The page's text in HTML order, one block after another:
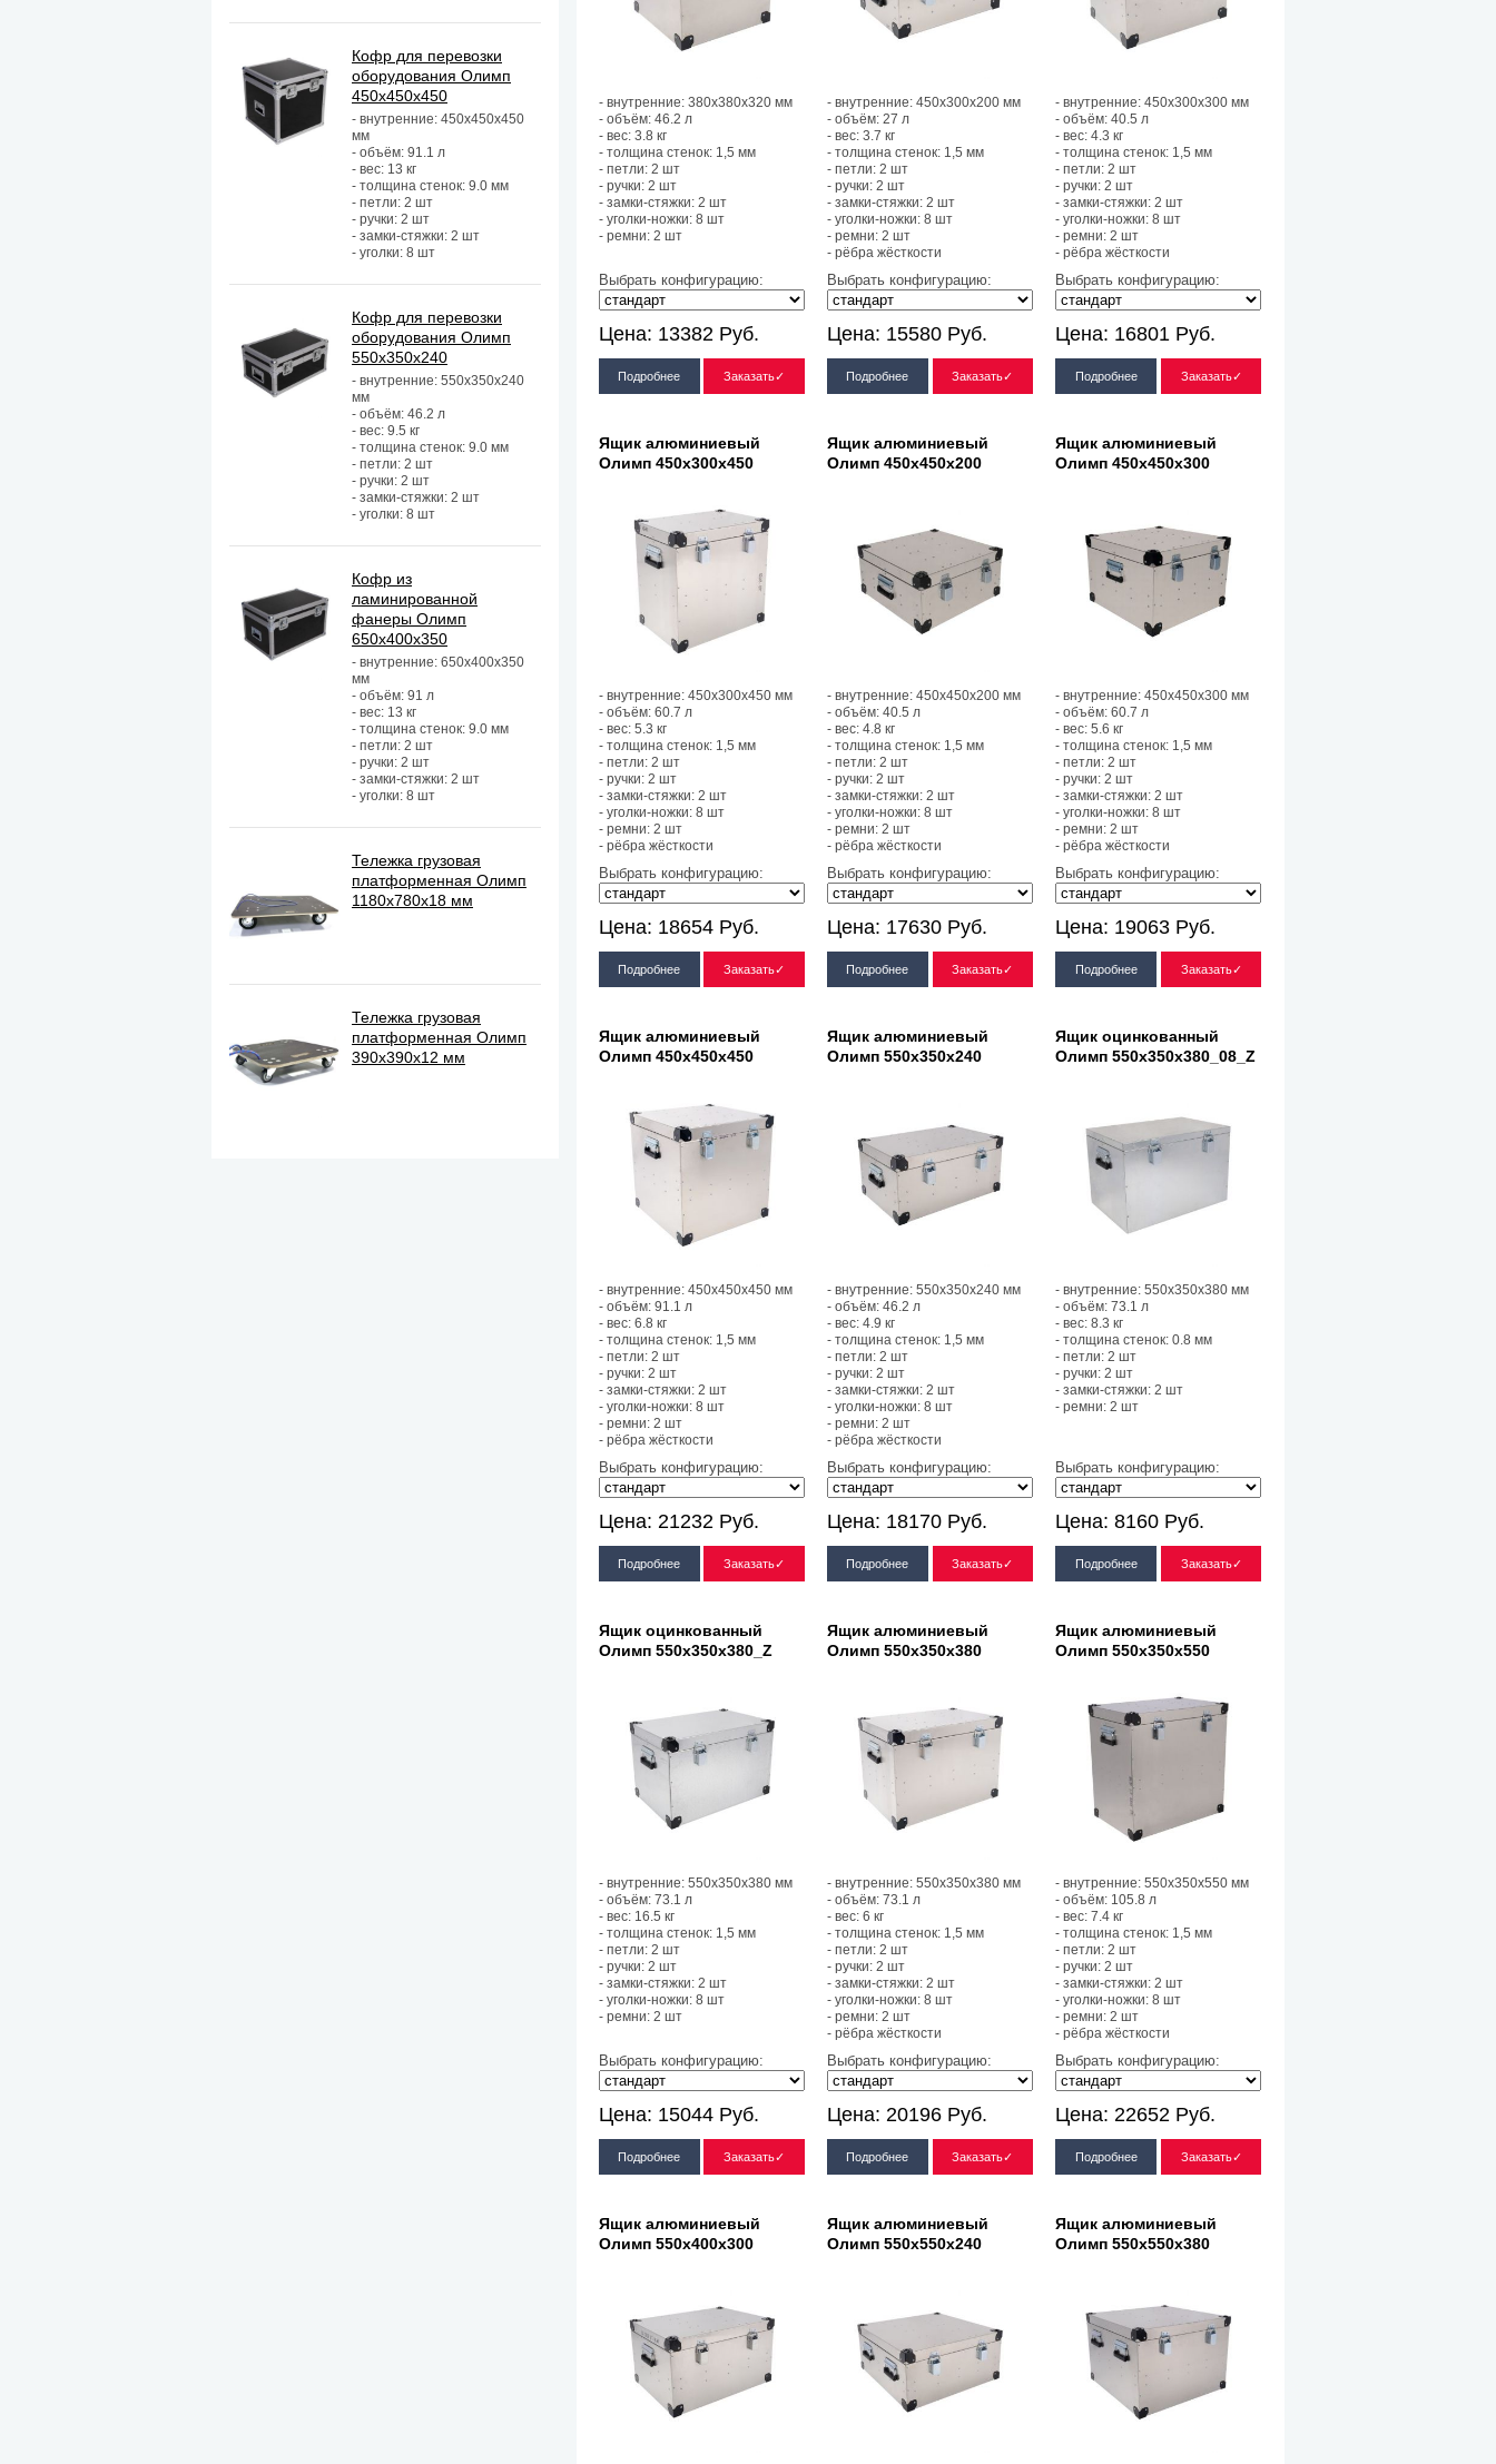
Кофр для перевозки
оборудования Олимп
450х450х450
- внутренние: 450х450х450
мм
- объём: 91.1 л
- вес: 13 кг
- толщина стенок: 9.0 мм
- петли: 2 шт
- ручки: 2 шт
- замки-стяжки: 2 шт
- уголки: 8 шт
Кофр для перевозки
оборудования Олимп
550х350х240
- внутренние: 550х350х240
мм
- объём: 46.2 л
- вес: 9.5 кг
- толщина стенок: 9.0 мм
- петли: 2 шт
- ручки: 2 шт
- замки-стяжки: 2 шт
- уголки: 8 шт
Кофр из
ламинированной
фанеры Олимп
650х400х350
- внутренние: 650х400х350
мм
- объём: 91 л
- вес: 13 кг
- толщина стенок: 9.0 мм
- петли: 2 шт
- ручки: 2 шт
- замки-стяжки: 2 шт
- уголки: 8 шт
Тележка грузовая
платформенная Олимп
1180х780х18 мм
Тележка грузовая
платформенная Олимп
390х390х12 мм
- внутренние: 380х380х320 мм
- объём: 46.2 л
- вес: 3.8 кг
- толщина стенок: 1,5 мм
- петли: 2 шт
- ручки: 2 шт
- замки-стяжки: 2 шт
- уголки-ножки: 8 шт
- ремни: 2 шт
Выбрать конфигурацию:
Цена: 13382 Руб.
Подробнее Заказать✓
- внутренние: 450х300х200 мм
- объём: 27 л
- вес: 3.7 кг
- толщина стенок: 1,5 мм
- петли: 2 шт
- ручки: 2 шт
- замки-стяжки: 2 шт
- уголки-ножки: 8 шт
- ремни: 2 шт
- рёбра жёсткости
Выбрать конфигурацию:
Цена: 15580 Руб.
Подробнее Заказать✓
- внутренние: 450х300х300 мм
- объём: 40.5 л
- вес: 4.3 кг
- толщина стенок: 1,5 мм
- петли: 2 шт
- ручки: 2 шт
- замки-стяжки: 2 шт
- уголки-ножки: 8 шт
- ремни: 2 шт
- рёбра жёсткости
Выбрать конфигурацию:
Цена: 16801 Руб.
Подробнее Заказать✓
Ящик алюминиевый
Олимп 450х300х450
- внутренние: 450х300х450 мм
- объём: 60.7 л
- вес: 5.3 кг
- толщина стенок: 1,5 мм
- петли: 2 шт
- ручки: 2 шт
- замки-стяжки: 2 шт
- уголки-ножки: 8 шт
- ремни: 2 шт
- рёбра жёсткости
Выбрать конфигурацию:
Цена: 18654 Руб.
Подробнее Заказать✓
Ящик алюминиевый
Олимп 450х450х200
- внутренние: 450х450х200 мм
- объём: 40.5 л
- вес: 4.8 кг
- толщина стенок: 1,5 мм
- петли: 2 шт
- ручки: 2 шт
- замки-стяжки: 2 шт
- уголки-ножки: 8 шт
- ремни: 2 шт
- рёбра жёсткости
Выбрать конфигурацию:
Цена: 17630 Руб.
Подробнее Заказать✓
Ящик алюминиевый
Олимп 450х450х300
- внутренние: 450х450х300 мм
- объём: 60.7 л
- вес: 5.6 кг
- толщина стенок: 1,5 мм
- петли: 2 шт
- ручки: 2 шт
- замки-стяжки: 2 шт
- уголки-ножки: 8 шт
- ремни: 2 шт
- рёбра жёсткости
Выбрать конфигурацию:
Цена: 19063 Руб.
Подробнее Заказать✓
Ящик алюминиевый
Олимп 450х450х450
- внутренние: 450х450х450 мм
- объём: 91.1 л
- вес: 6.8 кг
- толщина стенок: 1,5 мм
- петли: 2 шт
- ручки: 2 шт
- замки-стяжки: 2 шт
- уголки-ножки: 8 шт
- ремни: 2 шт
- рёбра жёсткости
Выбрать конфигурацию:
Цена: 21232 Руб.
Подробнее Заказать✓
Ящик алюминиевый
Олимп 550х350х240
- внутренние: 550х350х240 мм
- объём: 46.2 л
- вес: 4.9 кг
- толщина стенок: 1,5 мм
- петли: 2 шт
- ручки: 2 шт
- замки-стяжки: 2 шт
- уголки-ножки: 8 шт
- ремни: 2 шт
- рёбра жёсткости
Выбрать конфигурацию:
Цена: 18170 Руб.
Подробнее Заказать✓
Ящик оцинкованный
Олимп 550х350х380_08_Z
- внутренние: 550х350х380 мм
- объём: 73.1 л
- вес: 8.3 кг
- толщина стенок: 0.8 мм
- петли: 2 шт
- ручки: 2 шт
- замки-стяжки: 2 шт
- ремни: 2 шт
Выбрать конфигурацию:
Цена:8160 Руб.
Подробнее Заказать✓
Ящик оцинкованный
Олимп 550х350х380_Z
- внутренние: 550х350х380 мм
- объём: 73.1 л
- вес: 16.5 кг
- толщина стенок: 1,5 мм
- петли: 2 шт
- ручки: 2 шт
- замки-стяжки: 2 шт
- уголки-ножки: 8 шт
- ремни: 2 шт
Выбрать конфигурацию:
Цена: 15044 Руб.
Подробнее Заказать✓
Ящик алюминиевый
Олимп 550х350х380
- внутренние: 550х350х380 мм
- объём: 73.1 л
- вес: 6 кг
- толщина стенок: 1,5 мм
- петли: 2 шт
- ручки: 2 шт
- замки-стяжки: 2 шт
- уголки-ножки: 8 шт
- ремни: 2 шт
- рёбра жёсткости
Выбрать конфигурацию:
Цена: 20196 Руб.
Подробнее Заказать✓
Ящик алюминиевый
Олимп 550х350х550
- внутренние: 550х350х550 мм
- объём: 105.8 л
- вес: 7.4 кг
- толщина стенок: 1,5 мм
- петли: 2 шт
- ручки: 2 шт
- замки-стяжки: 2 шт
- уголки-ножки: 8 шт
- ремни: 2 шт
- рёбра жёсткости
Выбрать конфигурацию:
Цена: 22652 Руб.
Подробнее Заказать✓
Ящик алюминиевый
Олимп 550х400х300
Ящик алюминиевый
Олимп 550х550х240
Ящик алюминиевый
Олимп 550х550х380